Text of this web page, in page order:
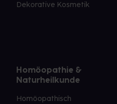
Dekorative Kosmetik
Homöopathie &
Naturheilkunde
Homöopathisch